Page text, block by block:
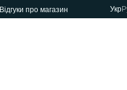
Відгуки про магазин Укр